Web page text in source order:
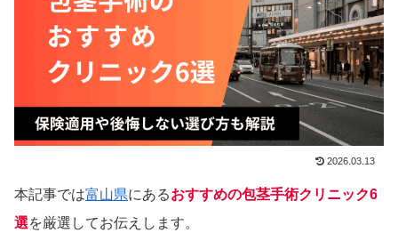
2026.03.13
本記事では富山県にあるおすすめの包茎手術クリニック6
選を厳選してお伝えします。